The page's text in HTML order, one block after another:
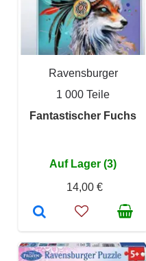
Ravensburger
1 000 Teile
Fantastischer Fuchs
Auf Lager (3)
14,00 €